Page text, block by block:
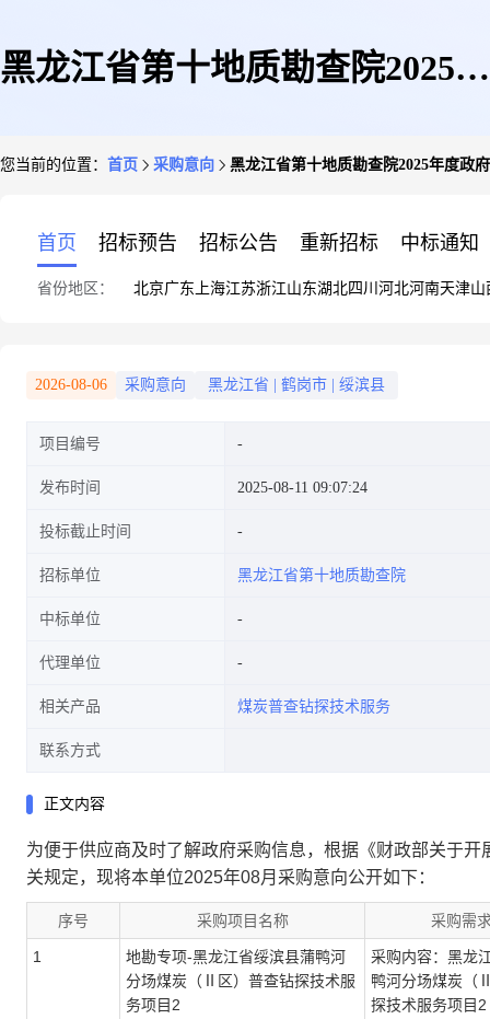
黑龙江省第十地质勘查院2025年
您当前的位置： 首页 采购意向 黑龙江省第十地质勘查院2025年度政
首页 招标预告 招标公告 重新招标 中标通知
省份地区： 北京广东 上海江苏浙江山东湖北四川 河北河南天津山
2026-08-06 采购意向 黑龙江省 鹤岗市 绥滨县
项目编号
发布时间 2025-08-11 09:07:24
投标截止时间
招标单位 黑龙江省第十地质勘查院
中标单位
代理单位
相关产品 煤炭普查钻探技术服务
联系方式
正文内容
为便于供应商及时了解政府采购信息，根据《财政部关于
关规定，现将本单位2025年08月采购意向公开如下：
序号 采购项目名称 采购需
1
地勘专项-黑龙江省绥滨县蒲鸭河
分场煤炭（Ⅱ区）普查钻探技术服
务项目2
采购内容：黑龙
鸭河分场煤炭（
探技术服务项目2